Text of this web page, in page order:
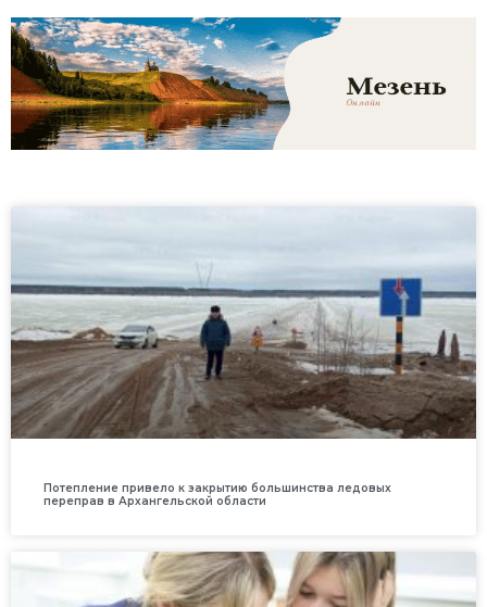
Потепление привело к закрытию большинства ледовых
переправ в Архангельской области